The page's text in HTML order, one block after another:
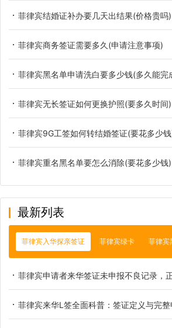
菲律宾结婚证补办要几天出结果(价格贵吗)
菲律宾商务签证需要多久(申请注意事项)
菲律宾黑名单申请洗白要多少钱(多久能完
菲律宾无长签证如何更换护照(要多久时间)
菲律宾9G工签如何转结婚签证(要花多少
菲律宾重名黑名单要怎么消除(要花多少钱)
最新列表
菲律宾入华探亲签证 菲律宾绿卡 菲律宾
菲律宾申请者来华签证未申报不良记录，
菲律宾来华L签全面科普：签证定义与完